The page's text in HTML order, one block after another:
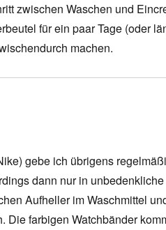
zwischen Waschen und
für ein paar Tage (oder
machen.
gebe ich übrigens
dann nur in
Aufheller im Waschmittel
Die farbigen Watchbänder